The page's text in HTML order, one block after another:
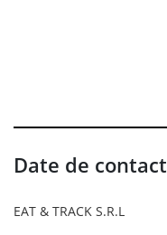
Date de contact
EAT & TRACK S.R.L